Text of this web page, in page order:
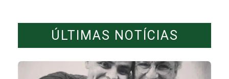
ÚLTIMAS NOTÍCIAS